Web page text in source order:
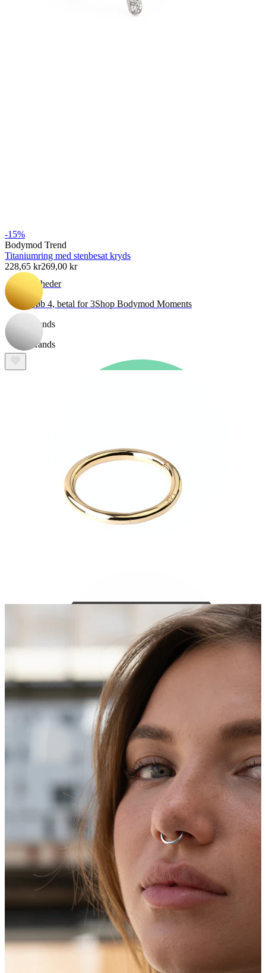
Shop titanium
Nyheder
Køb 4, betal for 3Shop Bodymod Moments
Brands
Brands
Bodymod Premium
-15%
Bodymod Trend
Titaniumring med stenbesat kryds
228,65 kr269,00 kr